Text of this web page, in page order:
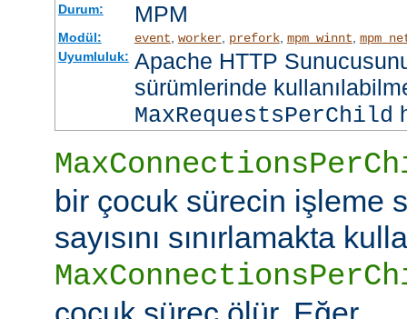
Durum: MPM
Modül: event worker, prefork, mpm_winnt
Uyumluluk: Apache HTTP
sürümlerinde
MaxRequestsPerChild
bir çocuk sürecin işleme
sayısını sınırlamakta